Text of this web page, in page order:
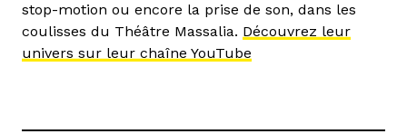
stop-motion ou encore la prise de son, dans les
coulisses du Théâtre Massalia. Découvrez leur
univers sur leur chaîne YouTube